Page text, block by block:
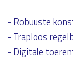
- Robuuste
- Traploos
- Digitale